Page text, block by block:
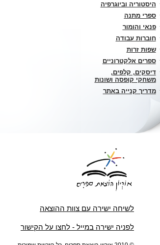
היסטוריה וביוגרפיה
ספרי מתנה
פנאי והומור
חוברות עבודה
שפות זרות
ספרים אלקטרוניים
דיסקים, קלפים,
משחקי קופסה ושונות
מדריך קנייה באתר
לשיחה ישירה עם צוות ההוצאה
לפניה ישירה במייל - לחצו על הקישור